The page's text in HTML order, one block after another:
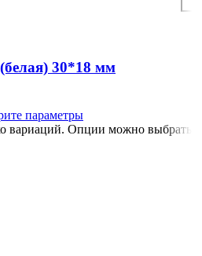
30*18 мм
параметры
вариаций. Опции можно выбрать